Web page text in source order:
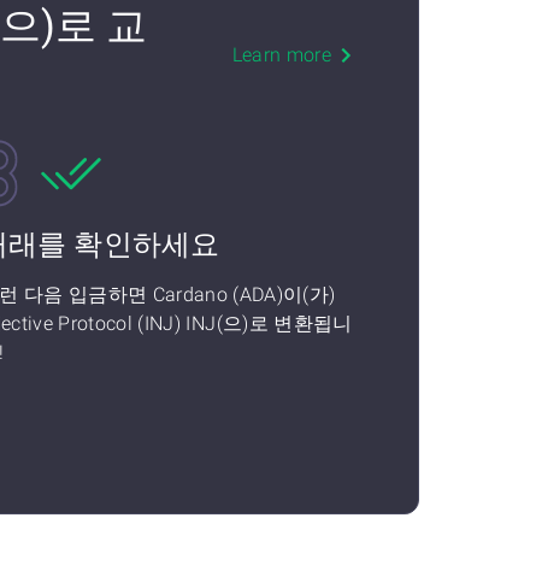
)로 교
Learn more
래를 확인하세요
다음 입금하면 Cardano (ADA)이(가)
Protocol (INJ) INJ(으)로 변환됩니